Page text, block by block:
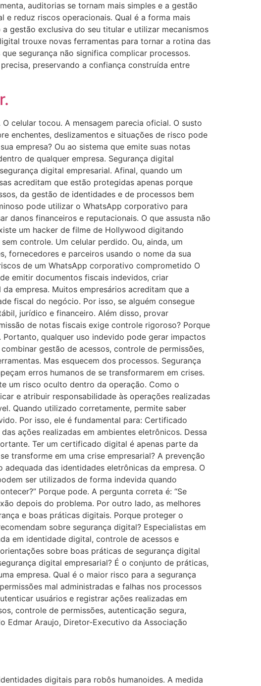
auditorias se tornam mais simples e a gestão
e reduz riscos operacionais. Qual é a forma mais
gestão exclusiva do seu titular e utilizar mecanismos
trouxe novas ferramentas para tornar a rotina das
segurança não significa complicar processos.
preservando a confiança construída entre
celular tocou. A mensagem parecia oficial. O susto
enchentes, deslizamentos e situações de risco pode
empresa? Ou ao sistema que emite suas notas
de qualquer empresa. Segurança digital
digital empresarial. Afinal, quando um
acreditam que estão protegidas apenas porque
da gestão de identidades e de processos bem
pode utilizar o WhatsApp corporativo para
danos financeiros e reputacionais. O que assusta não
um hacker de filme de Hollywood digitando
controle. Um celular perdido. Ou, ainda, um
fornecedores e parceiros usando o nome da sua
de um WhatsApp corporativo comprometido O
emitir documentos fiscais indevidos, criar
empresa. Muitos empresários acreditam que a
fiscal do negócio. Por isso, se alguém consegue
jurídico e financeiro. Além disso, provar
de notas fiscais exige controle rigoroso? Porque
qualquer uso indevido pode gerar impactos
gestão de acessos, controle de permissões,
Mas esquecem dos processos. Segurança
erros humanos de se transformarem em crises.
um risco oculto dentro da operação. Como o
e atribuir responsabilidade às operações realizadas
Quando utilizado corretamente, permite saber
Por isso, ele é fundamental para: Certificado
ações realizadas em ambientes eletrônicos. Dessa
Ter um certificado digital é apenas parte da
transforme em uma crise empresarial? A prevenção
das identidades eletrônicas da empresa. O
ser utilizados de forma indevida quando
Porque pode. A pergunta correta é: “Se
depois do problema. Por outro lado, as melhores
e boas práticas digitais. Porque proteger o
sobre segurança digital? Especialistas em
em identidade digital, controle de acessos e
sobre boas práticas de segurança digital
digital empresarial? É o conjunto de práticas,
empresa. Qual é o maior risco para a segurança
mal administradas e falhas nos processos
usuários e registrar ações realizadas em
controle de permissões, autenticação segura,
Edmar Araujo, Diretor-Executivo da Associação
digitais para robôs humanoides. A medida